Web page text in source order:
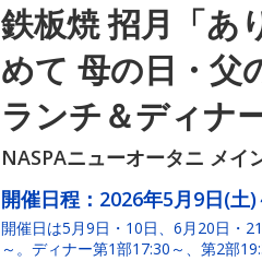
鉄板焼 招月「あ
めて 母の日・父
ランチ＆ディナ
NASPAニューオータニ メイ
開催日程： 2026年5月9日(土
開催日は5月9日・10日、6月20日・
～。ディナー第1部17:30～、第2部